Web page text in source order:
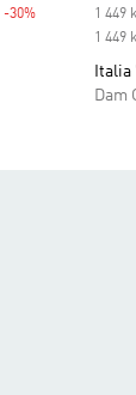
-30% 1 449
1 449
Dam